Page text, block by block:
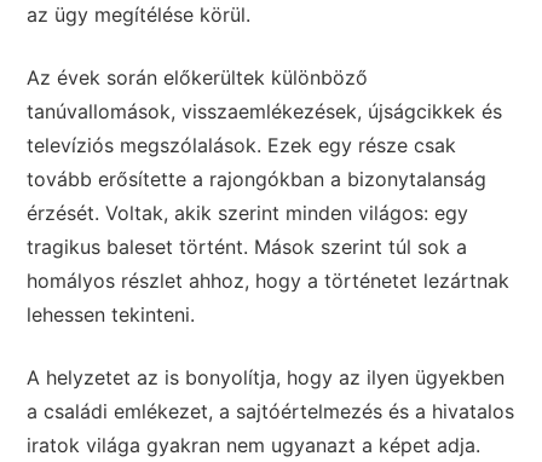
az ügy megítélése körül.
Az évek során előkerültek különböző
tanúvallomások, visszaemlékezések, újságcikkek és
televíziós megszólalások. Ezek egy része csak
tovább erősítette a rajongókban a bizonytalanság
érzését. Voltak, akik szerint minden világos: egy
tragikus baleset történt. Mások szerint túl sok a
homályos részlet ahhoz, hogy a történetet lezártnak
lehessen tekinteni.
A helyzetet az is bonyolítja, hogy az ilyen ügyekben
a családi emlékezet, a sajtóértelmezés és a hivatalos
iratok világa gyakran nem ugyanazt a képet adja.